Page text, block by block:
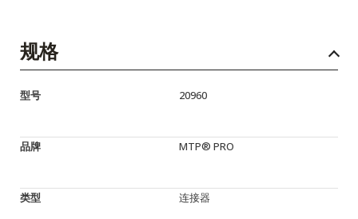
规格
型号 20960
品牌 MTP® PRO
类型 连接器